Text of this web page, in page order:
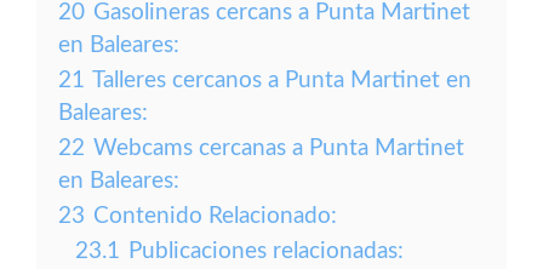
20 Gasolineras cercans a Punta Martinet
en Baleares:
21 Talleres cercanos a Punta Martinet en
Baleares:
22 Webcams cercanas a Punta Martinet
en Baleares:
23 Contenido Relacionado:
23.1 Publicaciones relacionadas: